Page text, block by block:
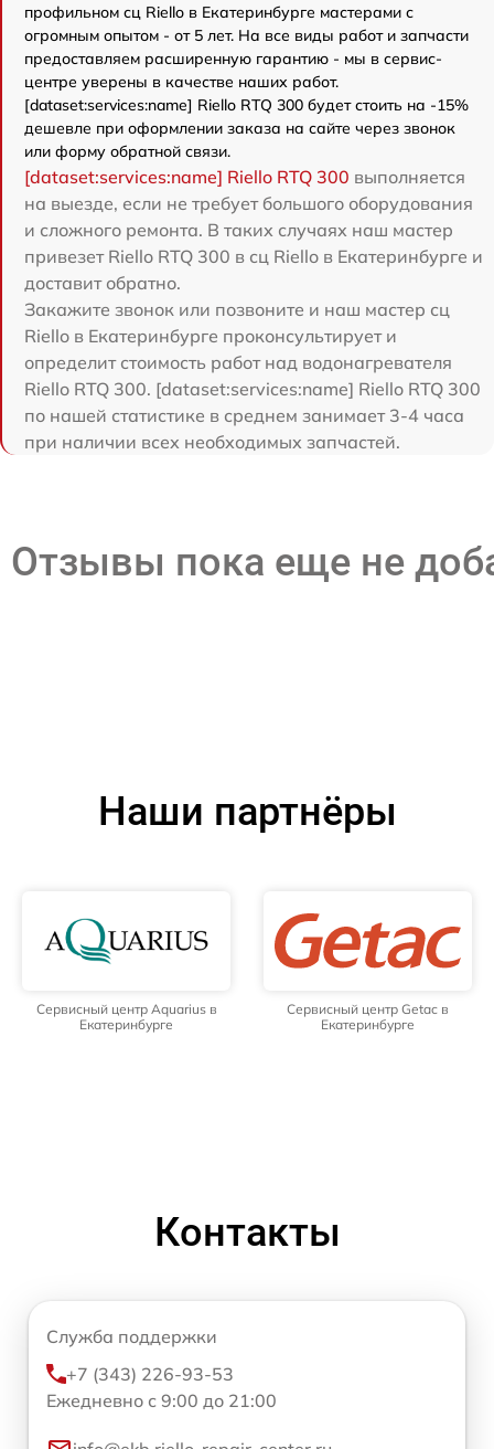
профильном сц Riello в Екатеринбурге мастерами с
огромным опытом - от 5 лет. На все виды работ и запчасти
предоставляем расширенную гарантию - мы в сервис-
центре уверены в качестве наших работ.
[dataset:services:name] Riello RTQ 300 будет стоить на -15%
дешевле при оформлении заказа на сайте через звонок
или форму обратной связи.
[dataset:services:name] Riello RTQ 300 выполняется
на выезде, если не требует большого оборудования
и сложного ремонта. В таких случаях наш мастер
привезет Riello RTQ 300 в сц Riello в Екатеринбурге и
доставит обратно.
Закажите звонок или позвоните и наш мастер сц
Riello в Екатеринбурге проконсультирует и
определит стоимость работ над водонагревателя
Riello RTQ 300. [dataset:services:name] Riello RTQ 300
по нашей статистике в среднем занимает 3-4 часа
при наличии всех необходимых запчастей.
Отзывы пока еще не
Наши партнёры
Сервисный центр Aquarius в
Екатеринбурге
Сервисный центр Getac в
Екатеринбурге
Контакты
Служба поддержки
+7 (343) 226-93-53
Ежедневно с 9:00 до 21:00